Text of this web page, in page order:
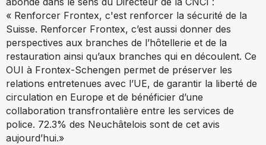
« Renforcer Frontex, c'est renforcer la sécurité de la
Suisse. Renforcer Frontex, c’est aussi donner des
perspectives aux branches de l’hôtellerie et de la
restauration ainsi qu’aux branches qui en découlent. Ce
OUI à Frontex-Schengen permet de préserver les
relations entretenues avec l’UE, de garantir la liberté de
circulation en Europe et de bénéficier d’une
collaboration transfrontalière entre les services de
police. 72.3% des Neuchâtelois sont de cet avis
aujourd’hui.»